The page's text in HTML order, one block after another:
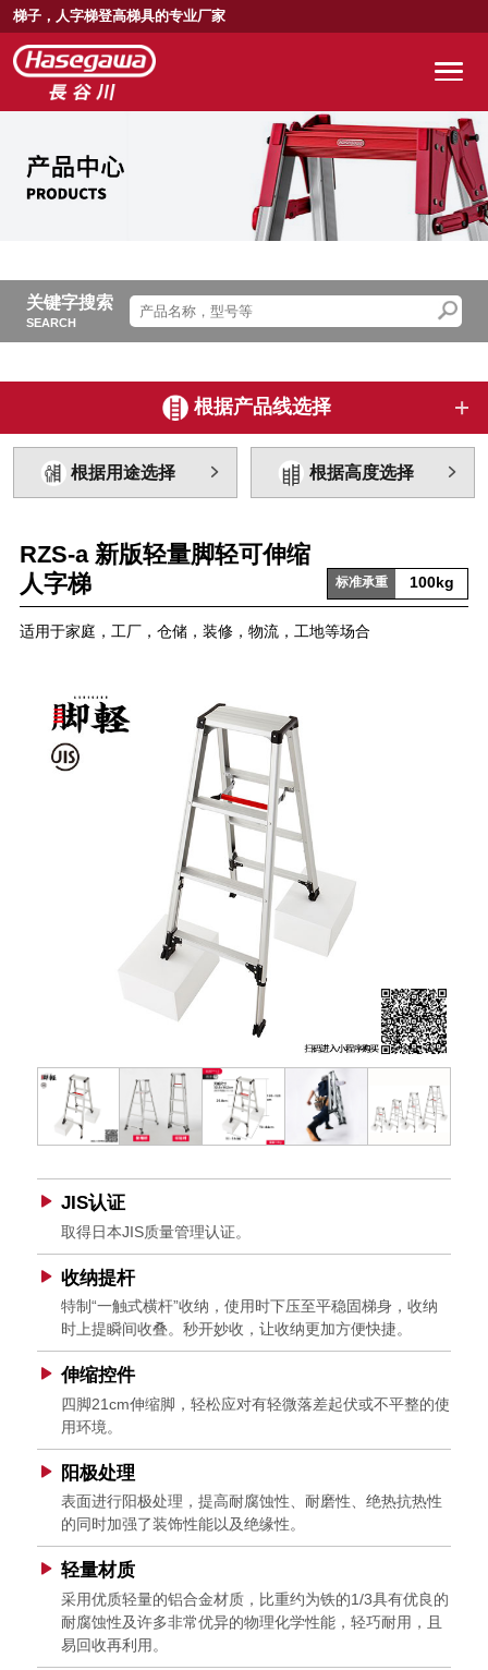
梯子，人字梯登高梯具的专业厂家
关键字搜索
SEARCH
根据产品线选择
根据用途选择 根据高度选择
RZS-a 新版轻量脚轻可伸缩
人字梯
标准承重 100kg
适用于家庭，工厂，仓储，装修，物流，工地等场合
JIS认证
取得日本JIS质量管理认证。
收纳提杆
特制“一触式横杆”收纳，使用时下压至平稳固梯身，收纳
时上提瞬间收叠。秒开妙收，让收纳更加方便快捷。
伸缩控件
四脚21cm伸缩脚，轻松应对有轻微落差起伏或不平整的使
用环境。
阳极处理
表面进行阳极处理，提高耐腐蚀性、耐磨性、绝热抗热性
的同时加强了装饰性能以及绝缘性。
轻量材质
采用优质轻量的铝合金材质，比重约为铁的1/3具有优良的
耐腐蚀性及许多非常优异的物理化学性能，轻巧耐用，且
易回收再利用。